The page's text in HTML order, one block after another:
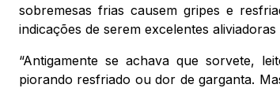
sobremesas frias causem gripes e
indicações de serem excelentes
“Antigamente se achava que sorvete,
piorando resfriado ou dor de garganta.